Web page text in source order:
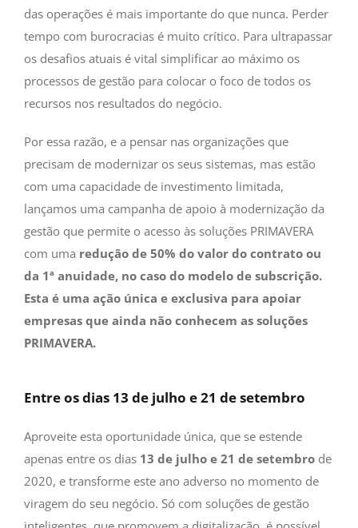
das operações é mais importante do que nunca. Perder
tempo com burocracias é muito crítico. Para ultrapassar
os desafios atuais é vital simplificar ao máximo os
processos de gestão para colocar o foco de todos os
recursos nos resultados do negócio.
Por essa razão, e a pensar nas organizações que
precisam de modernizar os seus sistemas, mas estão
com uma capacidade de investimento limitada,
lançamos uma campanha de apoio à modernização da
gestão que permite o acesso às soluções PRIMAVERA
com uma redução de 50% do valor do contrato ou
da 1ª anuidade, no caso do modelo de subscrição.
Esta é uma ação única e exclusiva para apoiar
empresas que ainda não conhecem as soluções
PRIMAVERA.
Entre os dias 13 de julho e 21 de setembro
Aproveite esta oportunidade única, que se estende
apenas entre os dias 13 de julho e 21 de setembro de
2020, e transforme este ano adverso no momento de
viragem do seu negócio. Só com soluções de gestão